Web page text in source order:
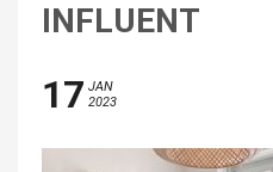
INFLUENT
17 JAN
2023